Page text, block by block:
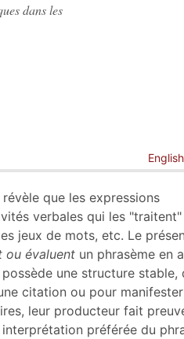
dans les
English
que les expressions
verbales qui les
jeux de mots, etc. Le
ou évaluent un phrasème en
une structure stable,
citation ou pour manifester
leur producteur fait
préférée du